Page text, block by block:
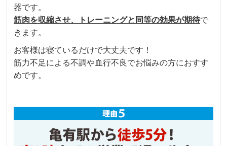
器です。
筋肉を収縮させ、トレーニングと同等の効果が期待で
きます。
お客様は寝ているだけで大丈夫です！
筋力不足による不調や血行不良でお悩みの方におすす
めです。